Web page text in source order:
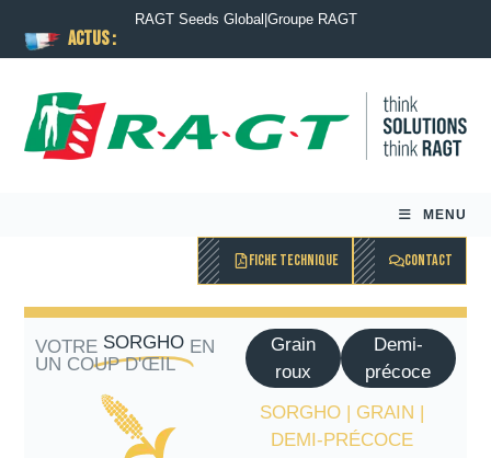
ACTUS :
RAGT Seeds Global Groupe RAGT
MENU
FICHE TECHNIQUE CONTACT
VOTRE SORGHO EN
UN COUP D'ŒIL
Grain
roux
Demi-
précoce
SORGHO | GRAIN |
DEMI-PRÉCOCE